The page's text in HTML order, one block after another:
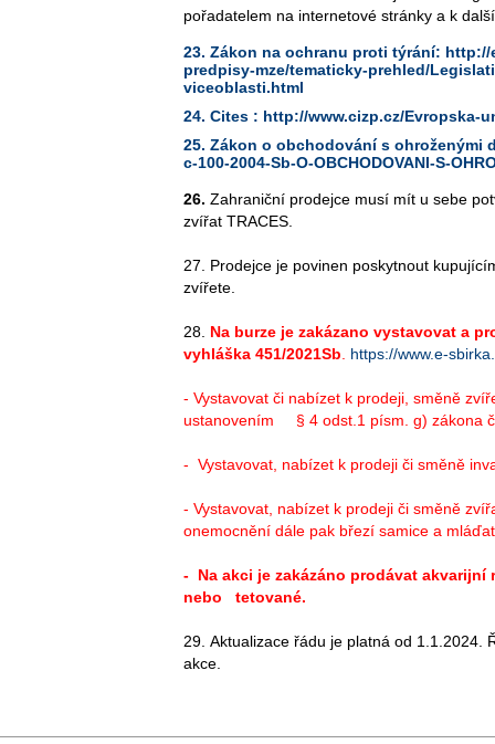
pořadatelem na internetové stránky a k
23. Zákon na ochranu proti týrání: http://
predpisy-mze/tematicky-prehled/
viceoblasti.html
24. Cites : http://www.cizp.cz/Evropska-
25. Zákon o obchodování s ohroženými
c-100-2004-Sb-O-OBCHODOVANI-S-
26. Zahraniční prodejce musí mít u sebe
zvířat TRACES.
27. Prodejce je povinen poskytnout
zvířete.
28. Na burze je zakázano vystavovat a
vyhláška 451/2021Sb
https://www.e-
- Vystavovat či nabízet k prodeji, směně
ustanovením § 4 odst.1 písm. g) zákona
- Vystavovat, nabízet k prodeji či směně
- Vystavovat, nabízet k prodeji či směně
onemocnění dále pak březí samice a
- Na akci je zakázáno prodávat
nebo tetované.
29. Aktualizace řádu je platná od 1.1.2024.
akce.